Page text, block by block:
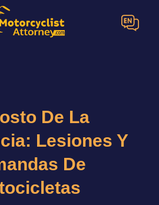
EN
De La
Lesiones Y
De